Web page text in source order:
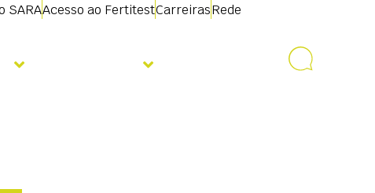
SARAAcesso ao FertitestCarreirasRede